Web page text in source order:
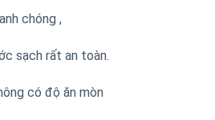
chóng ,
sạch rất an toàn.
có độ ăn mòn